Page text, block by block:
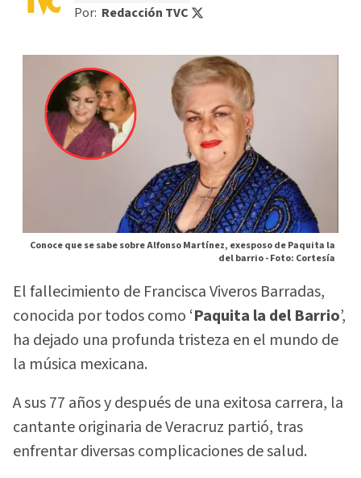
Por: Redacción TVC
Conoce que se sabe sobre Alfonso Martínez, exesposo de Paquita la
del barrio -Foto: Cortesía
El fallecimiento de Francisca Viveros Barradas,
conocida por todos como ‘Paquita la del Barrio’,
ha dejado una profunda tristeza en el mundo de
la música mexicana.
A sus 77 años y después de una exitosa carrera, la
cantante originaria de Veracruz partió, tras
enfrentar diversas complicaciones de salud.